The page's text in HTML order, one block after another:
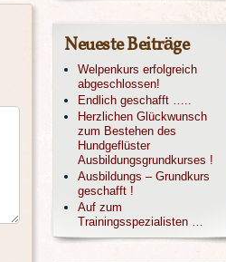
Neueste Beiträge
Welpenkurs erfolgreich
abgeschlossen!
Endlich geschafft …..
Herzlichen Glückwunsch
zum Bestehen des
Hundgeflüster
Ausbildungsgrundkurses !
Ausbildungs – Grundkurs
geschafft !
Auf zum
Trainingsspezialisten …